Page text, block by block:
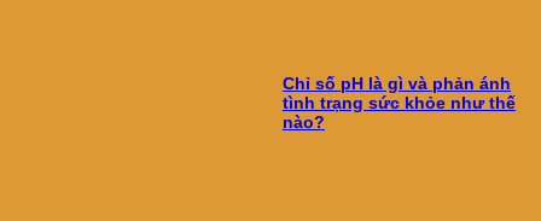
Chỉ số pH là gì và phản ánh
tình trạng sức khỏe như thế
nào?